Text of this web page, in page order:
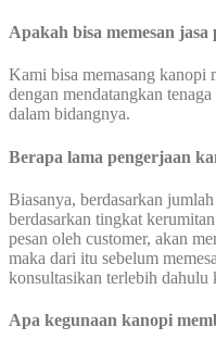
Apakah bisa memesan jasa
Kami bisa memasang kanopi
dengan mendatangkan
dalam bidangnya.
Berapa lama pengerjaan
Biasanya, berdasarkan
berdasarkan tingkat
pesan oleh customer, akan
maka dari itu sebelum
konsultasikan terlebih dahulu
Apa kegunaan kanopi